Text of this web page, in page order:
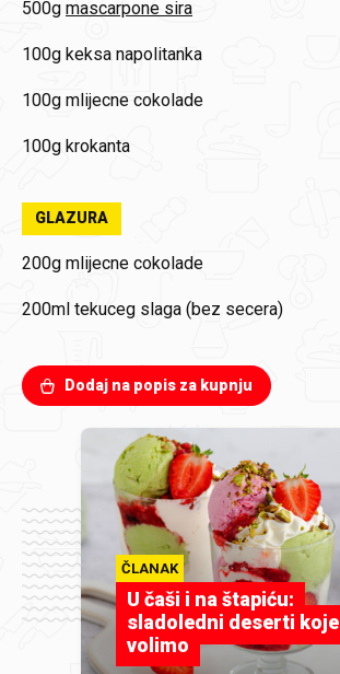
500g mascarpone sira
100g keksa napolitanka
100g mlijecne cokolade
100g krokanta
GLAZURA
200g mlijecne cokolade
200ml tekuceg slaga (bez secera)
Dodaj na popis za kupnju
ČLANAK
U čaši i na štapiću:
sladoledni deserti koje
volimo